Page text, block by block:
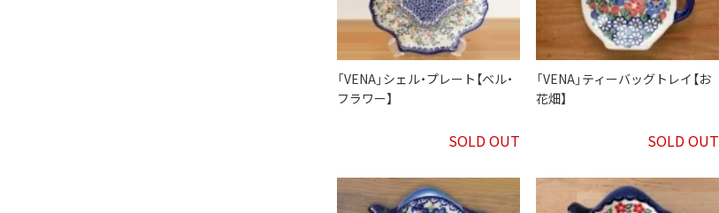
「VENA」シェル・プレート【ベル・
フラワー】
SOLD OUT
「VENA」ティーバッグトレイ【お
花畑】
SOLD OUT